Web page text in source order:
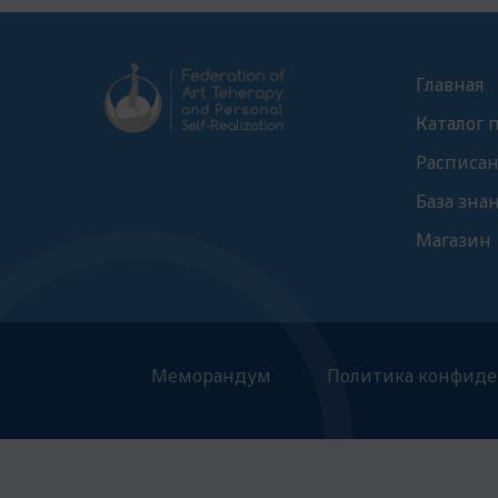
Главная
Каталог
База
Магазин
Меморандум Политика